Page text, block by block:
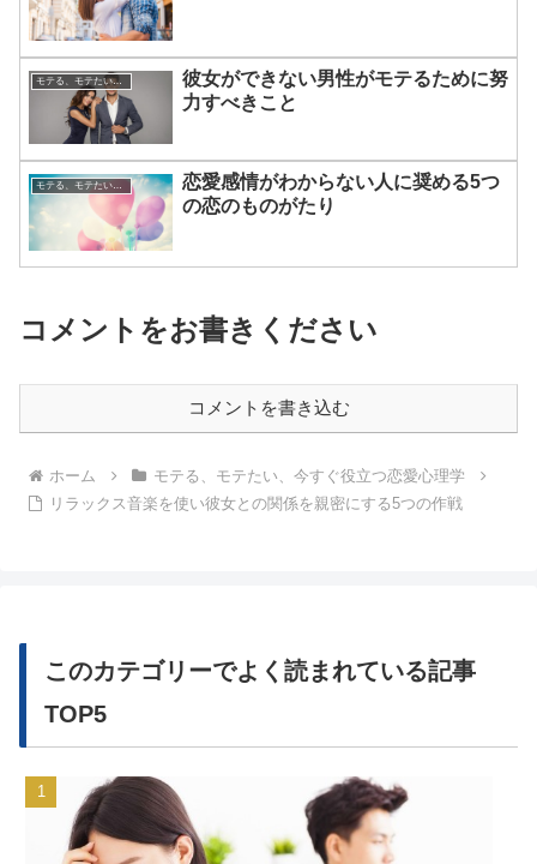
モテる、モテたい、今すぐ役立つ恋愛心理学
彼女ができない男性がモテるために努
力すべきこと
恋愛感情がわからない人に奨める5つ
の恋のものがたり
コメントをお書きください
コメントを書き込む
ホーム
モテる、モテたい、今すぐ役立つ恋愛心理学
リラックス音楽を使い彼女との関係を親密にする5つの作戦
このカテゴリーでよく読まれている記事
TOP5